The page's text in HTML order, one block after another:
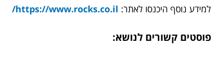
למידע נוסף היכנסו לאתר: https://www.rocks.co.il/
פוסטים קשורים לנושא: